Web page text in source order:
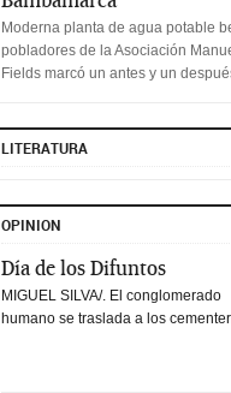
Moderna planta de agua potable
pobladores de la Asociación
Fields marcó un antes y un
LITERATURA
OPINION
Día de los Difuntos
MIGUEL SILVA/. El conglomerado
humano se traslada a los